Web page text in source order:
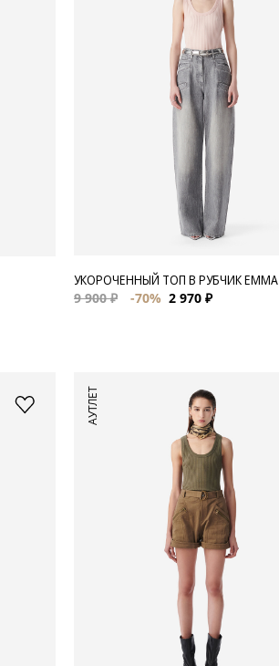
УКОРОЧЕННЫЙ ТОП В РУБЧИК EMMA
9 900 ₽
-70% 2 970 ₽
АУТЛЕТ